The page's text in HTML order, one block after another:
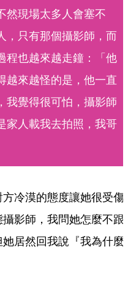
然現場太多人會塞不
，只有那個攝影師，而
程也越來越走鐘：「他
越來越怪的是，他一直
我覺得很可怕，攝影師
家人載我去拍照，我哥
冷漠的態度讓她很受傷
攝影師，我問她怎麼不跟
居然回我說『我為什麼